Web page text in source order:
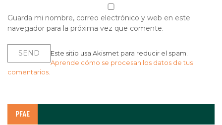
Guarda mi nombre, correo electrónico y web en este
navegador para la próxima vez que comente.
Este sitio usa Akismet para reducir el spam.
Aprende cómo se procesan los datos de tus
comentarios.
PFAE